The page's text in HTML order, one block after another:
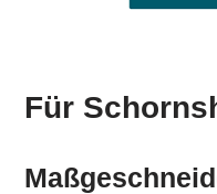
Für